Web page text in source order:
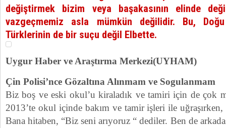
değiştirmek bizim veya başakasının elinde
vazgeçmemiz asla mümkün değilidir. Bu,
Türklerinin de bir suçu değil Elbette.
Uygur Haber ve Araştırma Merkezi(UYHAM)
Çin Polisi’nce Gözaltına Alınmam ve Sogulanmam
Biz boş ve eski okul’u kiraladık ve tamiri için de çok
2013’te okul içinde bakım ve tamir işleri ile
Bana hitaben, “Biz seni arıyoruz “ dediler. Ben de